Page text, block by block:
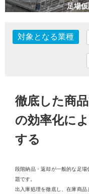
足場
対象となる業種
徹底した商
の効率化に
する
段階納品・返却が⼀般的な⾜
題です。
出⼊庫処理を徹底し、在庫商